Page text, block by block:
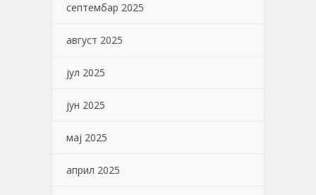
септембар 2025
август 2025
јул 2025
јун 2025
мај 2025
април 2025